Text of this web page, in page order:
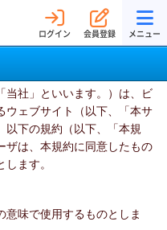
ログイン 会員登録 メニュー
当社」といいます。）は、ビ
ウェブサイト（以下、「本サ
以下の規約（以下、「本規
ザは、本規約に同意したもの
ます。
味で使用するものとしま